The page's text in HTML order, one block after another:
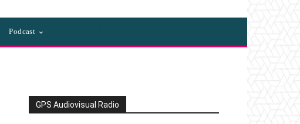
Podcast
GPS Audiovisual Radio